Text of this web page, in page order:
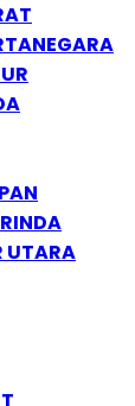
UTARA